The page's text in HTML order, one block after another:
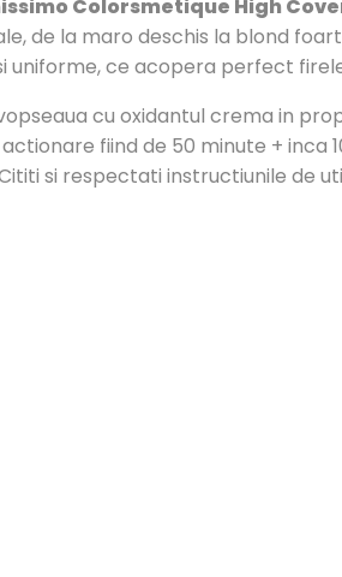
Colorsmetique High
de la maro deschis la blond
ce acopera perfect
cu oxidantul crema in
fiind de 50 minute + inca
si respectati instructiunile de